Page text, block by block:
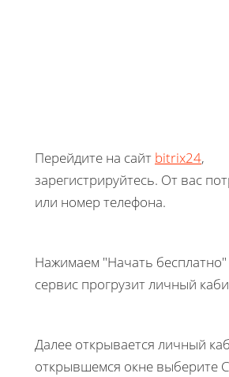
Перейдите на сайт bitrix24,
зарегистрируйтесь. От вас
или номер телефона.
Нажимаем "Начать
сервис прогрузит личный
Далее открывается личный
открывшемся окне выберите